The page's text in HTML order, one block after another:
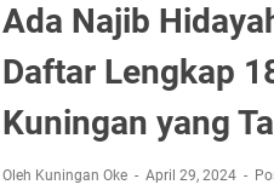
Tetap Berjalan
Salat Lima Waktu
Menenangkan, Ini
Warga Mulai
Ada Najib
Daftar Lengkap
Kuningan yang
Oleh Kuningan Oke April 29, 2024